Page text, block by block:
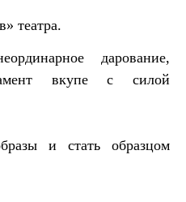
театра.
дарование,
вкупе с силой
и стать образцом